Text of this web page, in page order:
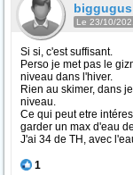
biggugus
Le 23/10/
Si si, c'est suffisant.
Perso je met pas le
niveau dans l'hiver.
Rien au skimer, dans
niveau.
Ce qui peut etre
garder un max d'eau
J'ai 34 de TH, avec
1